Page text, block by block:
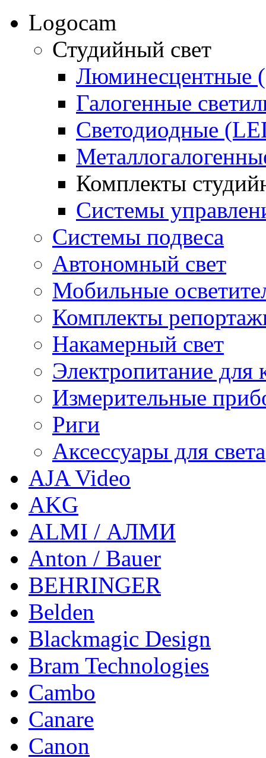
Logocam
Студийный свет
Люминесцентные
Галогенные
Светодиодные
Комплекты
Системы
Системы подвеса
Автономный свет
Мобильные
Комплекты
Накамерный свет
Электропитание для
Измерительные
Риги
Аксессуары для света
AJA Video
AKG
ALMI / АЛМИ
Anton / Bauer
BEHRINGER
Belden
Blackmagic Design
Bram Technologies
Cambo
Canare
Canon